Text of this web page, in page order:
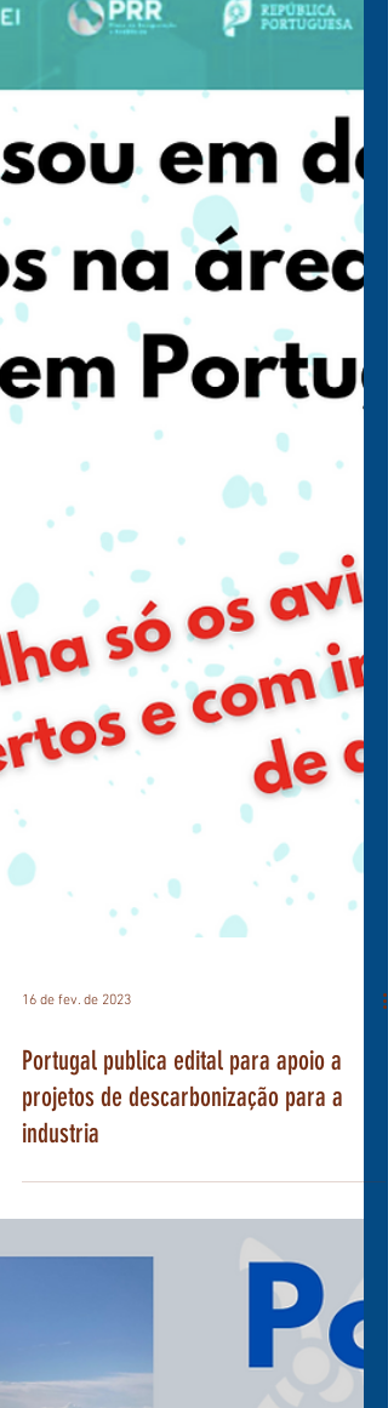
Portugal publica edital para apoio a
projetos de descarbonização para a
industria